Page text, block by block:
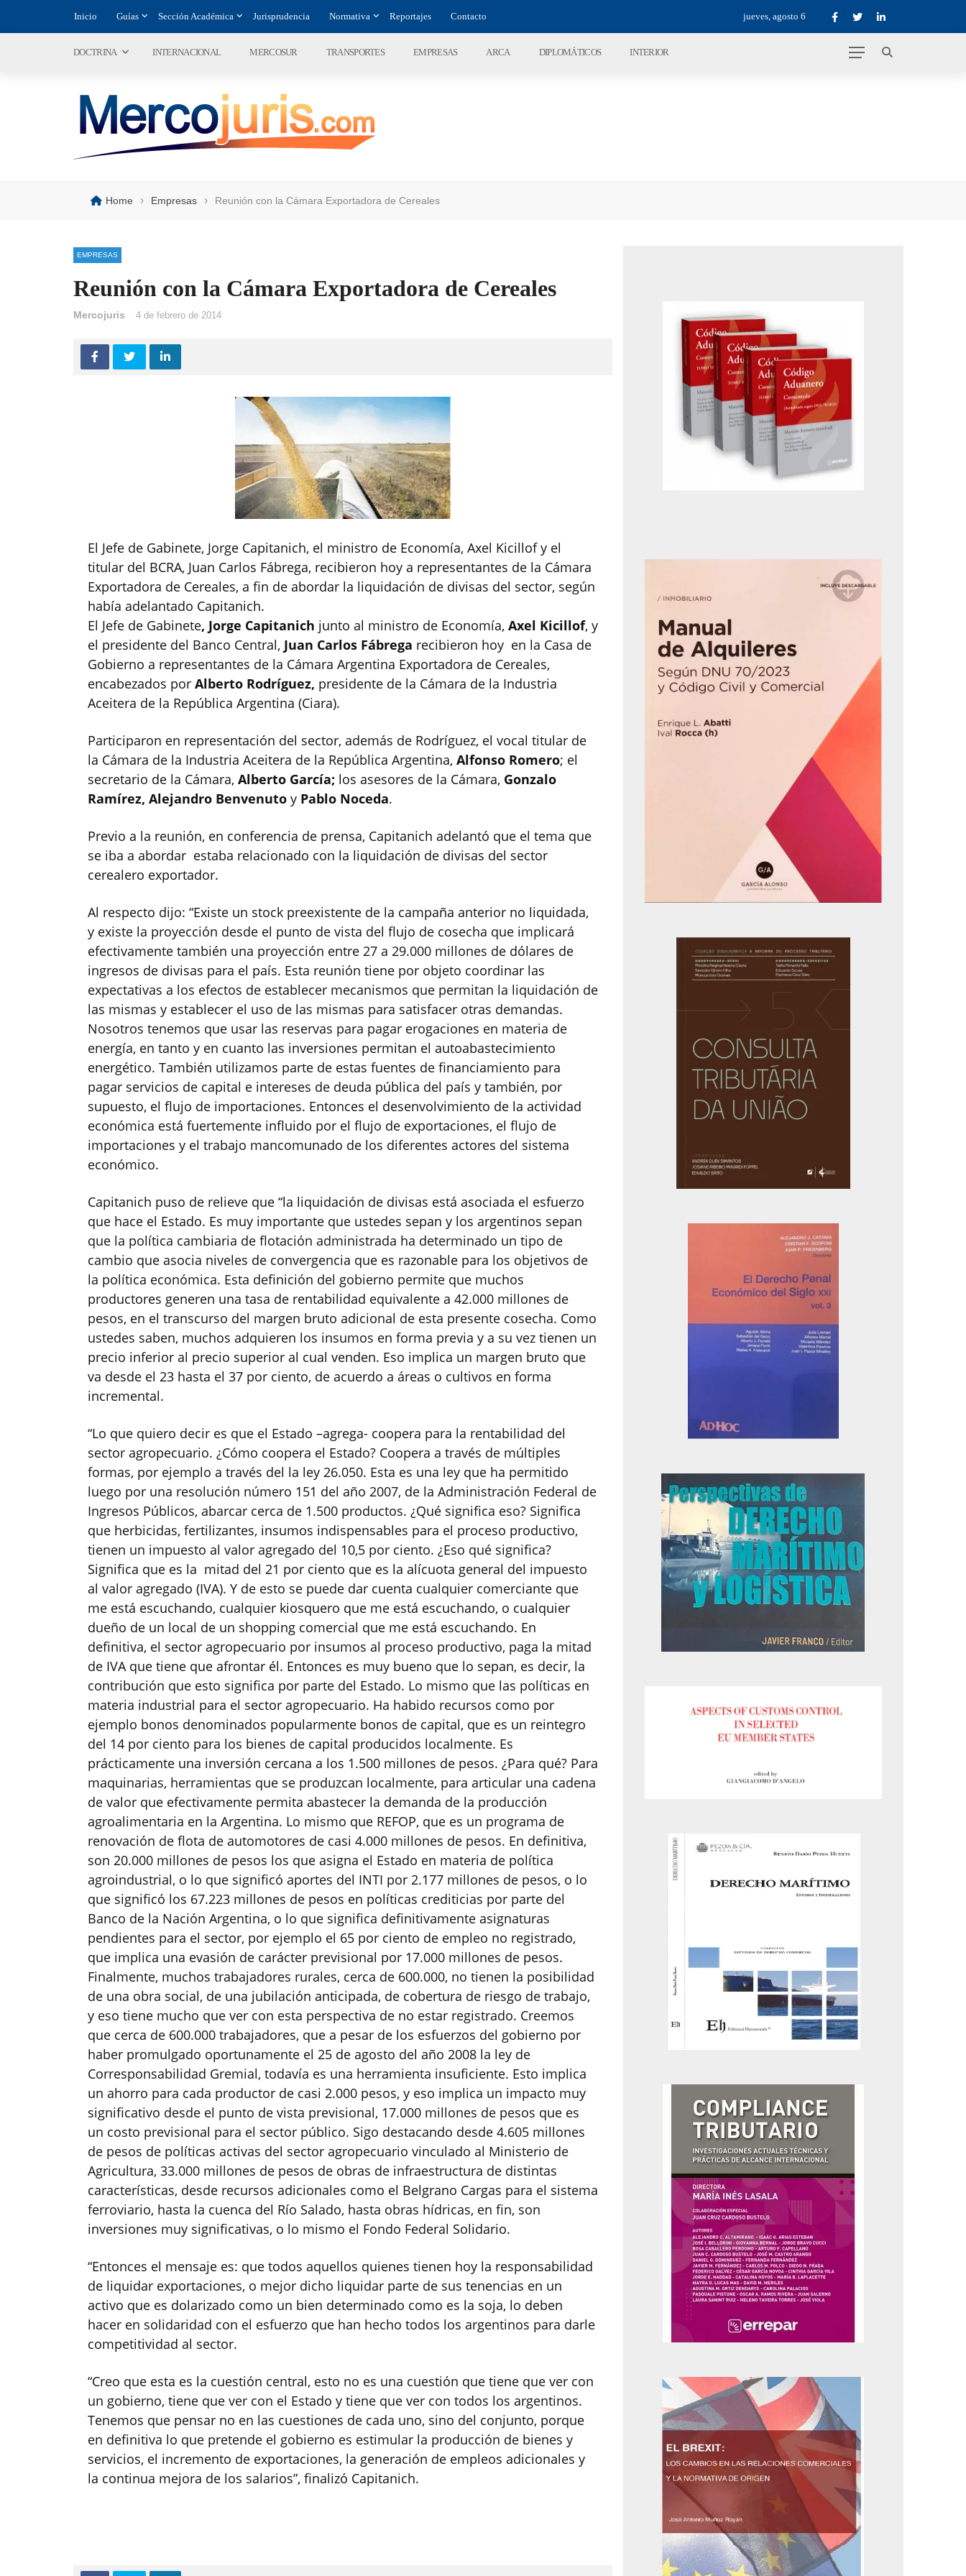
Inicio Guías Sección Académica Jurisprudencia Normativa Reportajes Contacto jueves, agosto 6
DOCTRINA INTERNACIONAL MERCOSUR TRANSPORTES EMPRESAS ARCA DIPLOMÁTICOS INTERIOR
Home › Empresas › Reunión con la Cámara Exportadora de Cereales
EMPRESAS
Reunión con la Cámara Exportadora de Cereales
Mercojuris 4 de febrero de 2014
El Jefe de Gabinete, Jorge Capitanich, el ministro de Economía, Axel Kicillof y el
titular del BCRA, Juan Carlos Fábrega, recibieron hoy a representantes de la Cámara
Exportadora de Cereales, a fin de abordar la liquidación de divisas del sector, según
había adelantado Capitanich.
El Jefe de Gabinete, Jorge Capitanich junto al ministro de Economía, Axel Kicillof, y
el presidente del Banco Central, Juan Carlos Fábrega recibieron hoy en la Casa de
Gobierno a representantes de la Cámara Argentina Exportadora de Cereales,
encabezados por Alberto Rodríguez, presidente de la Cámara de la Industria
Aceitera de la República Argentina (Ciara).
Participaron en representación del sector, además de Rodríguez, el vocal titular de
la Cámara de la Industria Aceitera de la República Argentina, Alfonso Romero; el
secretario de la Cámara, Alberto García; los asesores de la Cámara, Gonzalo
Ramírez, Alejandro Benvenuto y Pablo Noceda.
Previo a la reunión, en conferencia de prensa, Capitanich adelantó que el tema que
se iba a abordar estaba relacionado con la liquidación de divisas del sector
cerealero exportador.
Al respecto dijo: “Existe un stock preexistente de la campaña anterior no liquidada,
y existe la proyección desde el punto de vista del flujo de cosecha que implicará
efectivamente también una proyección entre 27 a 29.000 millones de dólares de
ingresos de divisas para el país. Esta reunión tiene por objeto coordinar las
expectativas a los efectos de establecer mecanismos que permitan la liquidación de
las mismas y establecer el uso de las mismas para satisfacer otras demandas.
Nosotros tenemos que usar las reservas para pagar erogaciones en materia de
energía, en tanto y en cuanto las inversiones permitan el autoabastecimiento
energético. También utilizamos parte de estas fuentes de financiamiento para
pagar servicios de capital e intereses de deuda pública del país y también, por
supuesto, el flujo de importaciones. Entonces el desenvolvimiento de la actividad
económica está fuertemente influido por el flujo de exportaciones, el flujo de
importaciones y el trabajo mancomunado de los diferentes actores del sistema
económico.
Capitanich puso de relieve que “la liquidación de divisas está asociada el esfuerzo
que hace el Estado. Es muy importante que ustedes sepan y los argentinos sepan
que la política cambiaria de flotación administrada ha determinado un tipo de
cambio que asocia niveles de convergencia que es razonable para los objetivos de
la política económica. Esta definición del gobierno permite que muchos
productores generen una tasa de rentabilidad equivalente a 42.000 millones de
pesos, en el transcurso del margen bruto adicional de esta presente cosecha. Como
ustedes saben, muchos adquieren los insumos en forma previa y a su vez tienen un
precio inferior al precio superior al cual venden. Eso implica un margen bruto que
va desde el 23 hasta el 37 por ciento, de acuerdo a áreas o cultivos en forma
incremental.
“Lo que quiero decir es que el Estado –agrega- coopera para la rentabilidad del
sector agropecuario. ¿Cómo coopera el Estado? Coopera a través de múltiples
formas, por ejemplo a través del la ley 26.050. Esta es una ley que ha permitido
luego por una resolución número 151 del año 2007, de la Administración Federal de
Ingresos Públicos, abarcar cerca de 1.500 productos. ¿Qué significa eso? Significa
que herbicidas, fertilizantes, insumos indispensables para el proceso productivo,
tienen un impuesto al valor agregado del 10,5 por ciento. ¿Eso qué significa?
Significa que es la mitad del 21 por ciento que es la alícuota general del impuesto
al valor agregado (IVA). Y de esto se puede dar cuenta cualquier comerciante que
me está escuchando, cualquier kiosquero que me está escuchando, o cualquier
dueño de un local de un shopping comercial que me está escuchando. En
definitiva, el sector agropecuario por insumos al proceso productivo, paga la mitad
de IVA que tiene que afrontar él. Entonces es muy bueno que lo sepan, es decir, la
contribución que esto significa por parte del Estado. Lo mismo que las políticas en
materia industrial para el sector agropecuario. Ha habido recursos como por
ejemplo bonos denominados popularmente bonos de capital, que es un reintegro
del 14 por ciento para los bienes de capital producidos localmente. Es
prácticamente una inversión cercana a los 1.500 millones de pesos. ¿Para qué? Para
maquinarias, herramientas que se produzcan localmente, para articular una cadena
de valor que efectivamente permita abastecer la demanda de la producción
agroalimentaria en la Argentina. Lo mismo que REFOP, que es un programa de
renovación de flota de automotores de casi 4.000 millones de pesos. En definitiva,
son 20.000 millones de pesos los que asigna el Estado en materia de política
agroindustrial, o lo que significó aportes del INTI por 2.177 millones de pesos, o lo
que significó los 67.223 millones de pesos en políticas crediticias por parte del
Banco de la Nación Argentina, o lo que significa definitivamente asignaturas
pendientes para el sector, por ejemplo el 65 por ciento de empleo no registrado,
que implica una evasión de carácter previsional por 17.000 millones de pesos.
Finalmente, muchos trabajadores rurales, cerca de 600.000, no tienen la posibilidad
de una obra social, de una jubilación anticipada, de cobertura de riesgo de trabajo,
y eso tiene mucho que ver con esta perspectiva de no estar registrado. Creemos
que cerca de 600.000 trabajadores, que a pesar de los esfuerzos del gobierno por
haber promulgado oportunamente el 25 de agosto del año 2008 la ley de
Corresponsabilidad Gremial, todavía es una herramienta insuficiente. Esto implica
un ahorro para cada productor de casi 2.000 pesos, y eso implica un impacto muy
significativo desde el punto de vista previsional, 17.000 millones de pesos que es
un costo previsional para el sector público. Sigo destacando desde 4.605 millones
de pesos de políticas activas del sector agropecuario vinculado al Ministerio de
Agricultura, 33.000 millones de pesos de obras de infraestructura de distintas
características, desde recursos adicionales como el Belgrano Cargas para el sistema
ferroviario, hasta la cuenca del Río Salado, hasta obras hídricas, en fin, son
inversiones muy significativas, o lo mismo el Fondo Federal Solidario.
“Entonces el mensaje es: que todos aquellos quienes tienen hoy la responsabilidad
de liquidar exportaciones, o mejor dicho liquidar parte de sus tenencias en un
activo que es dolarizado como un bien determinado como es la soja, lo deben
hacer en solidaridad con el esfuerzo que han hecho todos los argentinos para darle
competitividad al sector.
“Creo que esta es la cuestión central, esto no es una cuestión que tiene que ver con
un gobierno, tiene que ver con el Estado y tiene que ver con todos los argentinos.
Tenemos que pensar no en las cuestiones de cada uno, sino del conjunto, porque
en definitiva lo que pretende el gobierno es estimular la producción de bienes y
servicios, el incremento de exportaciones, la generación de empleos adicionales y
la continua mejora de los salarios”, finalizó Capitanich.